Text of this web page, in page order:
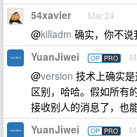
54xavier Mar 24
@killadm 确实，你不
YuanJiwei OP PRO
@version 技术上确实
区别，哈哈。假如所有
接收别人的消息了，也
YuanJiwei OP PRO